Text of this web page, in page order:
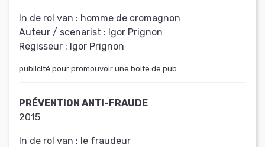
In de rol van : homme de cromagnon
Auteur / scenarist : Igor Prignon
Regisseur : Igor Prignon
publicité pour promouvoir une boite de pub
PRÉVENTION ANTI-FRAUDE
2015
In de rol van : le fraudeur